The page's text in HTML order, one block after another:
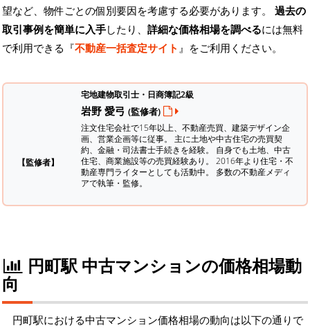
望など、物件ごとの個別要因を考慮する必要があります。 過去の
取引事例を簡単に入手したり、 詳細な価格相場を調べるには無料
で利用できる『不動産一括査定サイト 』をご利用ください。
【監修者】
宅地建物取引士・日商簿記2級
岩野 愛弓 (監修者)
注文住宅会社で15年以上、不動産売買、建築デザイン企
画、営業企画等に従事。 主に土地や中古住宅の売買契
約、金融・司法書士手続きを経験。 自身でも土地、中古
住宅、商業施設等の売買経験あり。 2016年より住宅・不
動産専門ライターとしても活動中。 多数の不動産メディ
アで執筆・監修。
円町駅 中古マンションの価格相場動
向
円町駅における中古マンション価格相場の動向は以下の通りで